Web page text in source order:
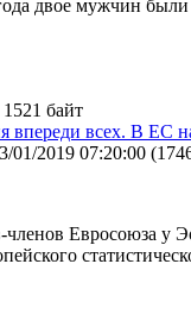
двое мужчин были
1521 байт
впереди всех. В ЕС
01/2019 07:20:00 (
членов Евросоюза у